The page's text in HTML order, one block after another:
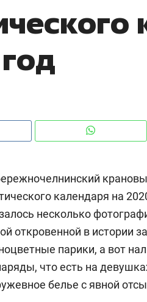
календаря на
несколько
откровенной в истории
парики, а вот
что есть на
белье с явной
в дикой
и физическим
основа
и
в